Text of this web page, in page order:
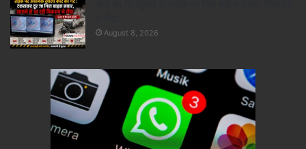
August 8, 2026